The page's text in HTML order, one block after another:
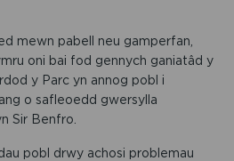
mewn pabell neu gamperfan,
oni bai fod gennych ganiatâd y
y Parc yn annog pobl i
o safleoedd gwersylla
Sir Benfro.
pobl drwy achosi problemau